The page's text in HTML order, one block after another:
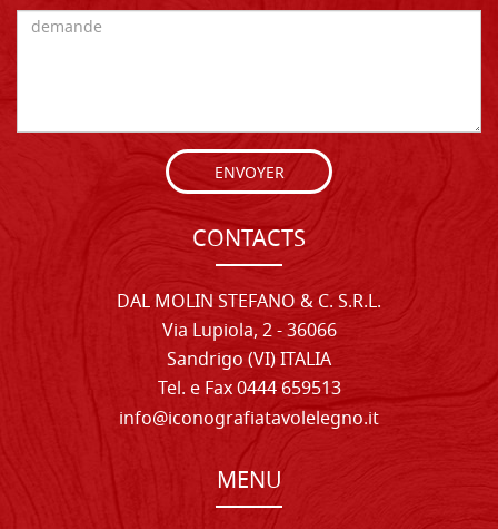
ENVOYER
CONTACTS
DAL MOLIN STEFANO & C. S.R.L.
Via Lupiola, 2 - 36066
Sandrigo (VI) ITALIA
Tel. e Fax 0444 659513
info@iconografiatavolelegno.it
MENU